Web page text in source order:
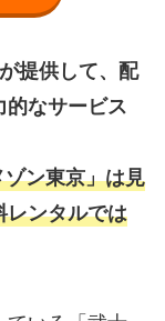
提供して、配
なサービス
ン東京」は見
レンタルでは